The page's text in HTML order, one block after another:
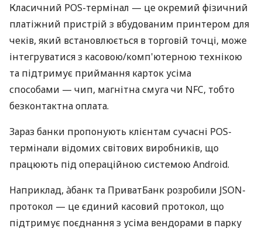
Класичний POS-термінал — це окремий фізичний
платіжний пристрій з вбудованим принтером для
чеків, який встановлюється в торговій точці, може
інтегруватися з касовою/комп'ютерною технікою
та підтримує приймання карток усіма
способами — чип, магнітна смуга чи NFC, тобто
безконтактна оплата.
Зараз банки пропонують клієнтам сучасні POS-
термінали відомих світових виробників, що
працюють під операційною системою Android.
Наприклад, àбанк та ПриватБанк розробили JSON-
протокол — це єдиний касовий протокол, що
підтримує поєднання з усіма вендорами в парку